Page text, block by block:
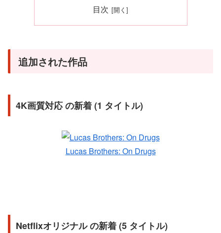
目次
追加された作品
4K画質対応 の新着 (1 タイトル)
Lucas Brothers: On Drugs
Netflixオリジナル の新着 (5 タイトル)